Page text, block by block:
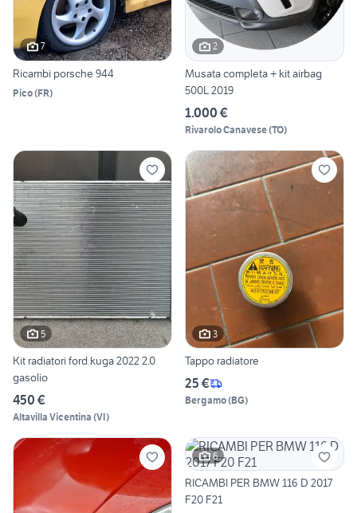
7
Ricambi porsche 944
Pico(FR)
2
Musata completa + kit airbag
500L 2019
1.000 €
Rivarolo Canavese(TO)
5
Kit radiatori ford kuga 2022 2.0
gasolio
450 €
Altavilla Vicentina (VI)
3
Tappo radiatore
25 €
Bergamo(BG)
6
RICAMBI PER BMW 116 D 2017
F20 F21